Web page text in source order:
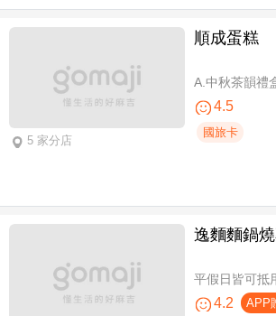
5 家分店
順成蛋糕
4.5
國旅卡
逸麵麵鍋
平假日皆可抵
4.2 APP